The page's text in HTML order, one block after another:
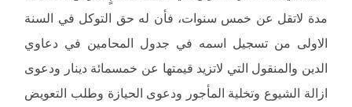
مدة لاتقل عن خمس سنوات، فأن له حق التوكل في السنة
الاولى من تسجيل اسمه في جدول المحامين في دعاوي
الدين والمنقول التي لاتزيد قيمتها عن خمسمائة دينار ودعوى
ازالة الشيوع وتخلية المأجور ودعوى الحيازة وطلب التعويض